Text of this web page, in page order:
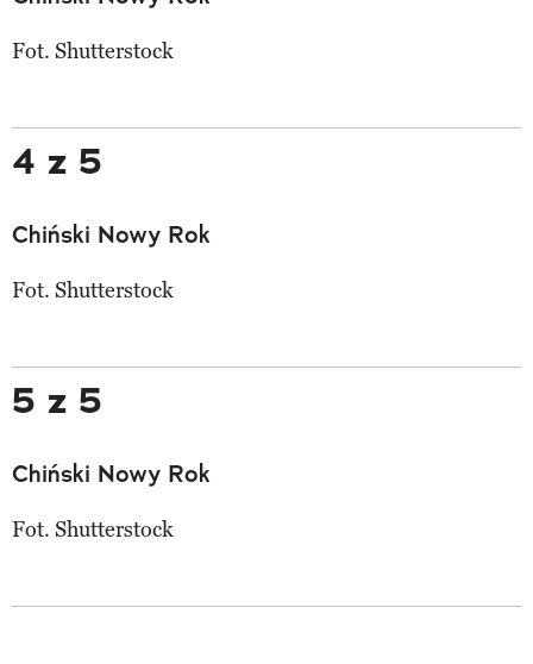
Fot. Shutterstock
4 z 5
Chiński Nowy Rok
Fot. Shutterstock
5 z 5
Chiński Nowy Rok
Fot. Shutterstock